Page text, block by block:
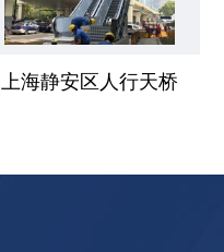
上海静安区人行天桥